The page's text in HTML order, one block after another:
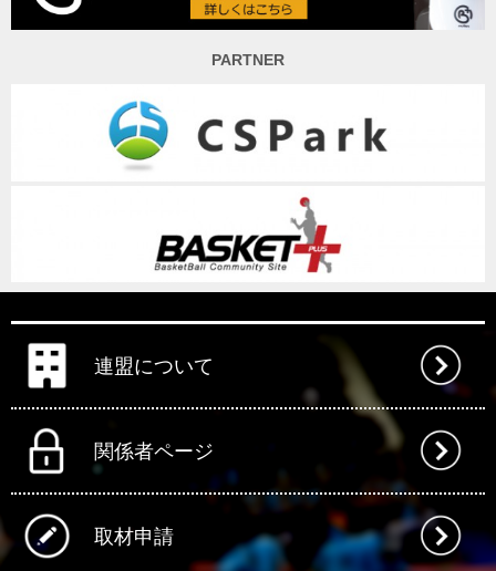
PARTNER
連盟について
関係者ページ
取材申請